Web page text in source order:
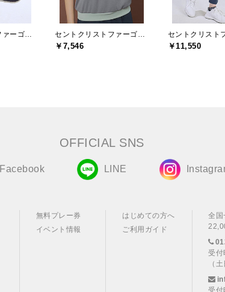
￥7,546 ￥11,550
OFFICIAL SNS
Facebook LINE
無料プレー券
イベント情報
はじめての方へ
ご利用ガイド
全国
受
（
受付